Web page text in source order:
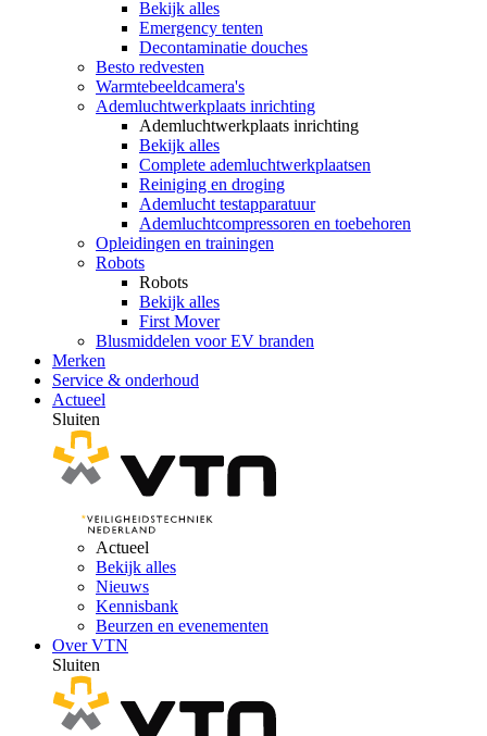
Bekijk alles
Emergency tenten
Decontaminatie douches
Besto redvesten
Warmtebeeldcamera's
Ademluchtwerkplaats inrichting
Ademluchtwerkplaats inrichting
Bekijk alles
Complete ademluchtwerkplaatsen
Reiniging en droging
Ademlucht testapparatuur
Ademluchtcompressoren en toebehoren
Opleidingen en trainingen
Robots
Robots
Bekijk alles
First Mover
Blusmiddelen voor EV branden
Merken
Service & onderhoud
Actueel
Sluiten
Actueel
Bekijk alles
Nieuws
Kennisbank
Beurzen en evenementen
Over VTN
Sluiten